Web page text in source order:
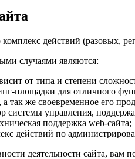
действий (разовых,
случаями являются:
от типа и степени
площадки для отличного
так же своевременное его
управления,
поддержка web-сайта;
действий по
деятельности сайта, вам